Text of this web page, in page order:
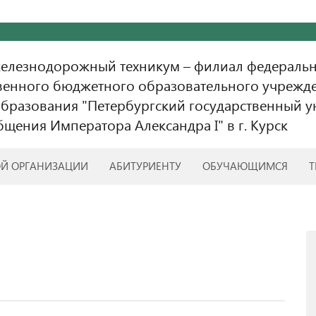
техникум – филиал
бюджетного образовательного
"Петербургский государственный
Императора Александра I" в г. Курск
ОРГАНИЗАЦИИ АБИТУРИЕНТУ ОБУЧАЮЩИМСЯ